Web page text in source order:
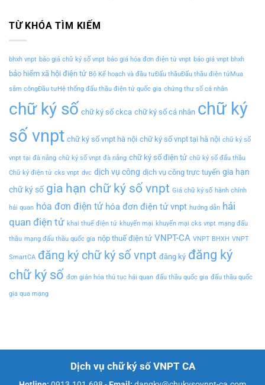
TỪ KHÓA TÌM KIẾM
bhxh vnpt báo giá chữ ký số vnpt báo giá hóa đơn điện tử vnpt báo giá vnpt bhxh
bảo hiểm xã hội điện tử Bộ Kế hoạch và đầu tưĐấu thầuĐấu thầu điện tửMua
sắm côngĐầu tưHệ thống đấu thầu điện tử quốc gia chứng thư số cá nhân
chữ ký số chữ ký số ckca chữ ký số cá nhân chữ ký
số vnpt chữ ký số vnpt hà nội chữ ký số vnpt tại hà nội chữ ký số
vnpt tại đà nẵng chữ ký số vnpt đà nẵng chữ ký số điện tử chữ ký số đấu thầu
Chữ ký điện tử cks vnpt dvc dịch vụ công dịch vụ công trực tuyến gia hạn
chữ ký số gia hạn chữ ký số vnpt Giá chữ ký số hành chính
hải quan hóa đơn điện tử hóa đơn điện tử vnpt hướng dẫn hải
quan điện tử khai thuế điện tử khuyến mại khuyến mại cks vnpt mạng đấu
thầu mạng đấu thầu quốc gia nộp thuế điện tử VNPT-CA VNPT BHXH VNPT
SmartCA đăng ký chữ ký số vnpt đăng ký đăng ký
chữ ký số đơn giản hóa thủ tục hải quan đấu thầu quốc gia đấu thầu quốc
gia qua mạng
Dịch vụ chữ ký số VNPT CA